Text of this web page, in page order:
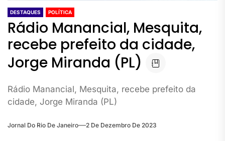
DESTAQUES POLÍTICA
Rádio Manancial, Mesquita,
recebe prefeito da cidade,
Jorge Miranda (PL)
Rádio Manancial, Mesquita, recebe prefeito da
cidade, Jorge Miranda (PL)
Jornal Do Rio De Janeiro 2 De Dezembro De 2023